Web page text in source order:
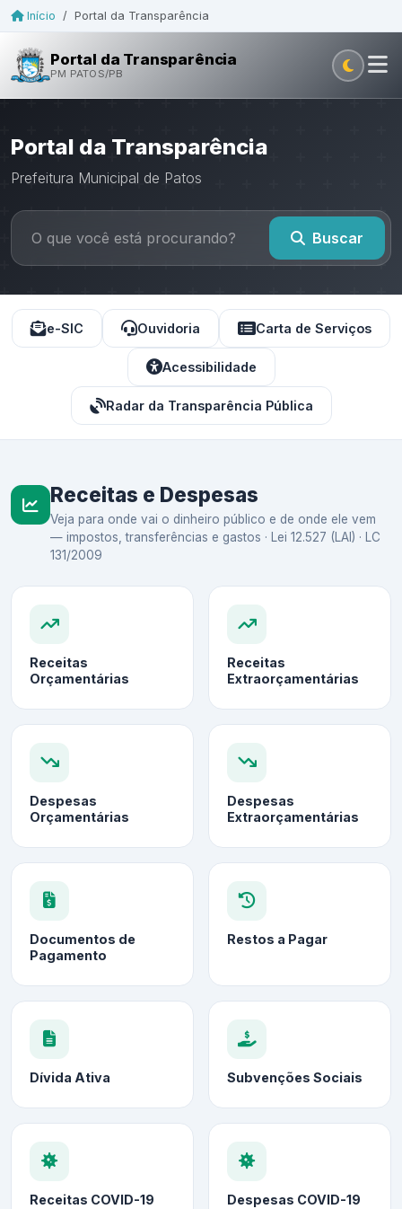
Início / Portal da Transparência
Portal da Transparência
PM PATOS/PB
Portal da Transparência
Prefeitura Municipal de Patos
Buscar
e-SIC Ouvidoria Carta de Serviços
Acessibilidade
Radar da Transparência Pública
Receitas e Despesas
Veja para onde vai o dinheiro público e de onde ele vem
— impostos, transferências e gastos · Lei 12.527 (LAI) · LC
131/2009
Receitas
Orçamentárias
Receitas
Extraorçamentárias
Despesas
Orçamentárias
Despesas
Extraorçamentárias
Documentos de
Pagamento
Restos a Pagar
Dívida Ativa Subvenções Sociais
Receitas COVID-19 Despesas COVID-19